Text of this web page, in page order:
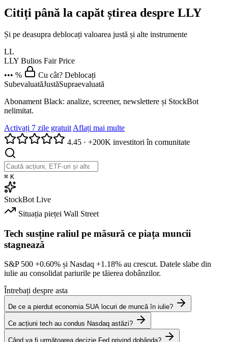
Citiți până la capăt știrea despre LLY
Și pe deasupra deblocați valoarea justă și alte instrumente
LL
LLY Bulios Fair Price
••• %
Cu cât? Deblocați
SubevaluatăJustăSupraevaluată
Abonament Black: analize, screener, newslettere și StockBot
nelimitat.
Activați 7 zile gratuit Aflați mai multe
4.45 · +200K investitori în comunitate
⌘ K
StockBot Live
Situația pieței Wall Street
Tech susține raliul pe măsură ce piața muncii
stagnează
S&P 500 +0.60% și Nasdaq +1.18% au crescut. Datele slabe din
iulie au consolidat pariurile pe tăierea dobânzilor.
Întrebați despre asta
De ce a pierdut economia SUA locuri de muncă în iulie?
Ce acțiuni tech au condus Nasdaq astăzi?
Când va fi următoarea decizie Fed privind dobânda?